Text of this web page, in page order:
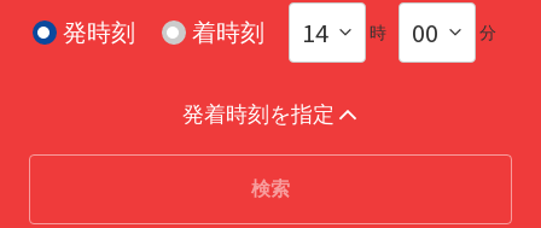
発時刻
着時刻 時 分
発着時刻を指定
検索